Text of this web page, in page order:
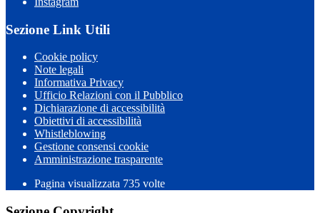
Sezione Link Utili
Cookie policy
Note legali
Informativa Privacy
Ufficio Relazioni con il Pubblico
Dichiarazione di accessibilità
Obiettivi di accessibilità
Whistleblowing
Gestione consensi cookie
Amministrazione trasparente
Pagina visualizzata 735 volte